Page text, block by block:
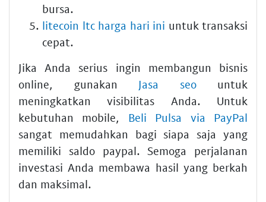
bursa.
litecoin ltc harga hari ini untuk transaksi
cepat.
Jika Anda serius ingin membangun bisnis
online, gunakan Jasa seountuk
meningkatkan visibilitas Anda. Untuk
kebutuhan mobile, Beli Pulsa via PayPal
sangat memudahkan bagi siapa saja yang
memiliki saldo paypal. Semoga perjalanan
investasi Anda membawa hasil yang berkah
dan maksimal.